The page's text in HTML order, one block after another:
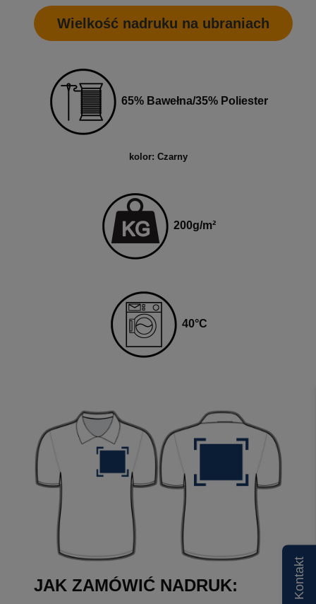
Wielkość nadruku na ubraniach
65% Bawełna/35% Poliester
kolor: Czarny
200g/m²
40°C
JAK ZAMÓWIĆ NADRUK: Kontakt